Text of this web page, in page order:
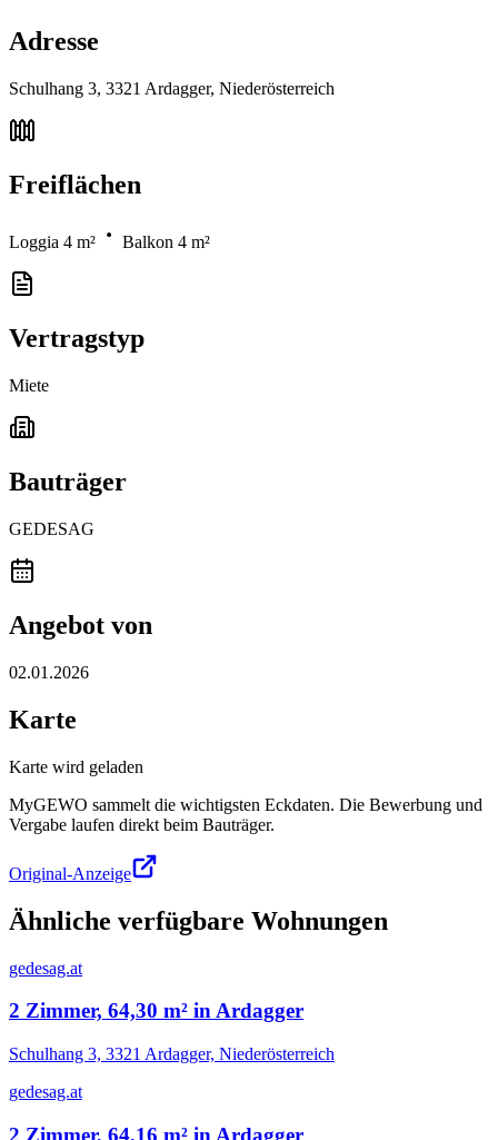
Adresse
Schulhang 3, 3321 Ardagger, Niederösterreich
Freiflächen
Loggia 4 m² Balkon 4 m²
Vertragstyp
Miete
Bauträger
GEDESAG
Angebot von
02.01.2026
Karte
Karte wird geladen
MyGEWO sammelt die wichtigsten Eckdaten. Die Bewerbung und
Vergabe laufen direkt beim Bauträger.
Original-Anzeige
Ähnliche verfügbare Wohnungen
gedesag.at
2 Zimmer, 64,30 m² in Ardagger
Schulhang 3, 3321 Ardagger, Niederösterreich
gedesag.at
2 Zimmer, 64,16 m² in Ardagger